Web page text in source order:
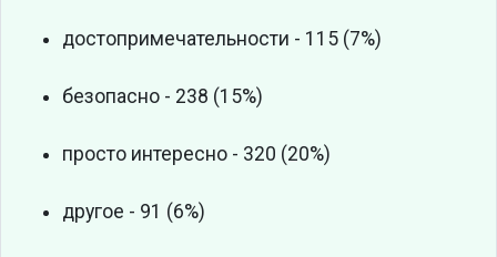
достопримечательности - 115 (7%)
безопасно - 238 (15%)
просто интересно - 320 (20%)
другое - 91 (6%)